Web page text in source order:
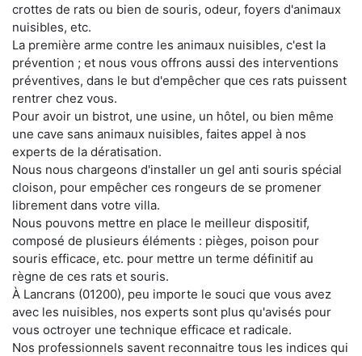
crottes de rats ou bien de souris, odeur, foyers d'animaux
nuisibles, etc.
La première arme contre les animaux nuisibles, c'est la
prévention ; et nous vous offrons aussi des interventions
préventives, dans le but d'empêcher que ces rats puissent
rentrer chez vous.
Pour avoir un bistrot, une usine, un hôtel, ou bien même
une cave sans animaux nuisibles, faites appel à nos
experts de la dératisation.
Nous nous chargeons d'installer un gel anti souris spécial
cloison, pour empêcher ces rongeurs de se promener
librement dans votre villa.
Nous pouvons mettre en place le meilleur dispositif,
composé de plusieurs éléments : pièges, poison pour
souris efficace, etc. pour mettre un terme définitif au
règne de ces rats et souris.
À Lancrans (01200), peu importe le souci que vous avez
avec les nuisibles, nos experts sont plus qu'avisés pour
vous octroyer une technique efficace et radicale.
Nos professionnels savent reconnaitre tous les indices qui